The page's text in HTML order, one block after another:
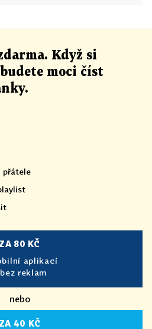
Když si
moci číst
.
přátele
ZA 80 KČ
aplikací
reklam
nebo
ZA 40 KČ